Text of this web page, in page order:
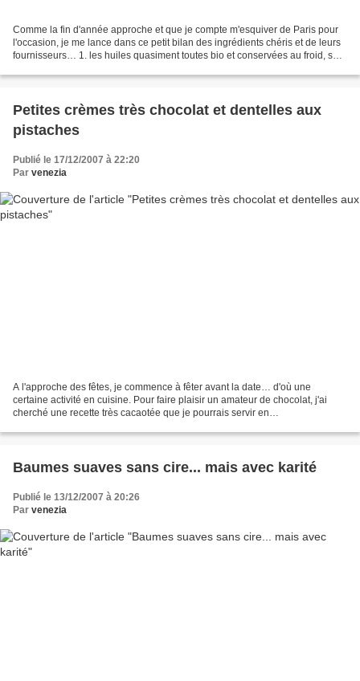
Comme la fin d'année approche et que je compte m'esquiver de Paris pour
l'occasion, je me lance dans ce petit bilan des ingrédients chéris et de leurs
fournisseurs… 1. les huiles quasiment toutes bio et conservées au froid, sauf
Petites crèmes très chocolat et dentelles aux
pistaches
Publié le 17/12/2007 à 22:20
Par venezia
A l'approche des fêtes, je commence à fêter avant la date… d'où une
certaine activité en cuisine. Pour faire plaisir un amateur de chocolat, j'ai
cherché une recette très cacaotée que je pourrais servir en
Baumes suaves sans cire... mais avec karité
Publié le 13/12/2007 à 20:26
Par venezia